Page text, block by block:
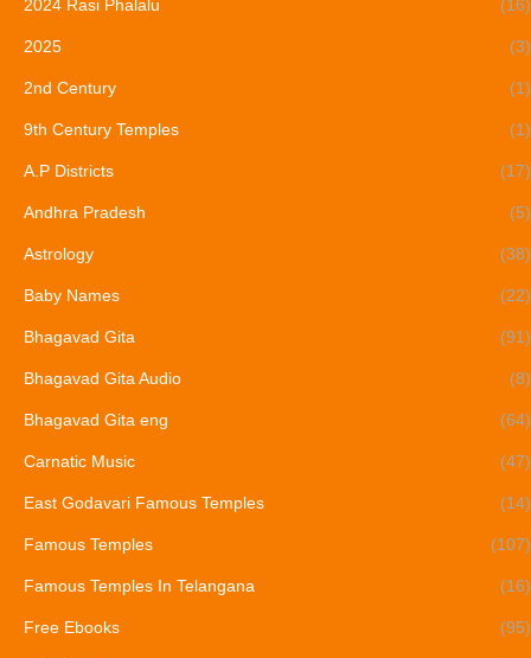
2024 Rasi Phalalu (16)
2025 (3)
2nd Century (1)
9th Century Temples (1)
A.P Districts (17)
Andhra Pradesh (5)
Astrology (38)
Baby Names (22)
Bhagavad Gita (91)
Bhagavad Gita Audio (8)
Bhagavad Gita eng (64)
Carnatic Music (47)
East Godavari Famous Temples (14)
Famous Temples (107)
Famous Temples In Telangana (16)
Free Ebooks (95)